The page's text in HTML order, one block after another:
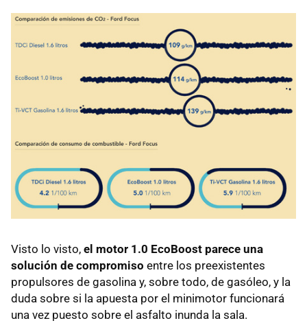
Visto lo visto, el motor 1.0 EcoBoost parece una
solución de compromiso entre los preexistentes
propulsores de gasolina y, sobre todo, de gasóleo, y la
duda sobre si la apuesta por el minimotor funcionará
una vez puesto sobre el asfalto inunda la sala.